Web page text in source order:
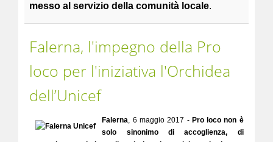
messo al servizio della comunità locale.
Falerna, l'impegno della Pro
loco per l'iniziativa l'Orchidea
dell’Unicef
Falerna, 6 maggio 2017 -Pro loco non è
solo sinonimo di accoglienza, di